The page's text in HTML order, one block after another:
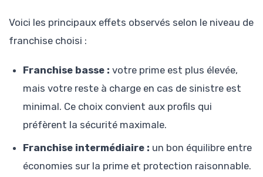
Voici les principaux effets observés selon le niveau de
franchise choisi :
Franchise basse : votre prime est plus élevée,
mais votre reste à charge en cas de sinistre est
minimal. Ce choix convient aux profils qui
préfèrent la sécurité maximale.
Franchise intermédiaire : un bon équilibre entre
économies sur la prime et protection raisonnable.